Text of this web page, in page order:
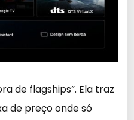
de flagships”. Ela traz
de preço onde só